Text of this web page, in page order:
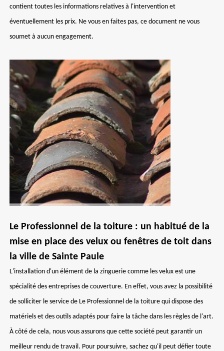
contient toutes les informations relatives à l'intervention et
éventuellement les prix. Ne vous en faites pas, ce document ne vous
soumet à aucun engagement.
Le Professionnel de la toiture : un habitué de la
mise en place des velux ou fenêtres de toit dans
la ville de Sainte Paule
L'installation d'un élément de la zinguerie comme les velux est une
spécialité des entreprises de couverture. En effet, vous avez la possibilité
de solliciter le service de Le Professionnel de la toiture qui dispose des
matériels et des outils adaptés pour faire la tâche dans les règles de l'art.
À côté de cela, nous vous assurons que cette société peut garantir un
meilleur rendu de travail. Pour poursuivre, sachez qu'il peut défier toute